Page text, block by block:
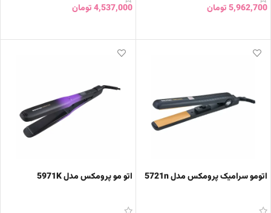
5,962,700تومان 4,537,000تومان
اتومو سرامیک پرومکس مدل 5721n اتو مو پرومکس مدل 5971K